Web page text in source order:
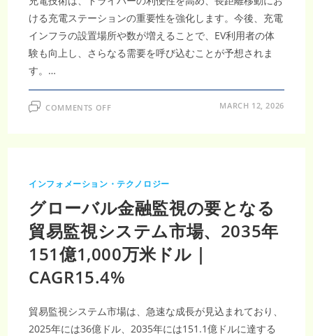
ける充電ステーションの重要性を強化します。今後、充電
インフラの設置場所や数が増えることで、EV利用者の体
験も向上し、さらなる需要を呼び込むことが予想されま
す。…
COMMENTS OFFON
市
場
ビ
ジ
ネ
ス
機
会：
2035
年
9,386
億
ド
ル、
CAGR29%
MARCH 12, 2026
インフォメーション・テクノロジー
グローバル金融監視の要となる
貿易監視システム市場、2035年
151億1,000万米ドル｜
CAGR15.4%
貿易監視システム市場は、急速な成長が見込まれており、
2025年には36億ドル、2035年には151.1億ドルに達する